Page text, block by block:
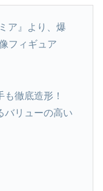
ア』より、爆
フィギュア
徹底造形！
バリューの高い